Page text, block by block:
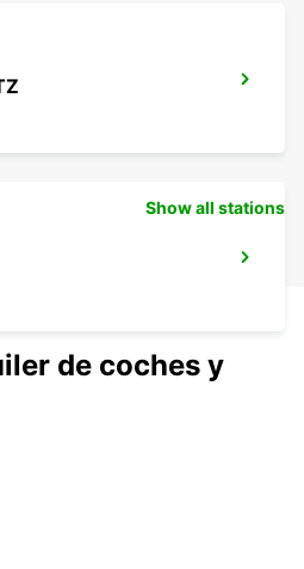
Show all stations
de coches y